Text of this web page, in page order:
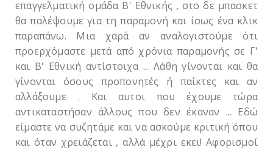
επαγγελματική ομάδα Β' Εθνικής , στο δε μπασκετ
θα παλέψουμε για τη παραμονή και ίσως ένα κλικ
παραπάνω. Μια χαρά αν αναλογιστούμε ότι
προερχόμαστε μετά από χρόνια παραμονής σε Γ'
και Β' Εθνική αντίστοιχα ... Λάθη γίνονται και θα
γίνονται όσους προπονητές ή παίκτες και αν
αλλάξουμε . Και αυτοι που έχουμε τώρα
αντικαταστήσαν άλλους που δεν έκαναν ... Εδώ
είμαστε να συζητάμε και να ασκούμε κριτική όπου
και όταν χρειάζεται , αλλά μέχρι εκει! Αφορισμοί